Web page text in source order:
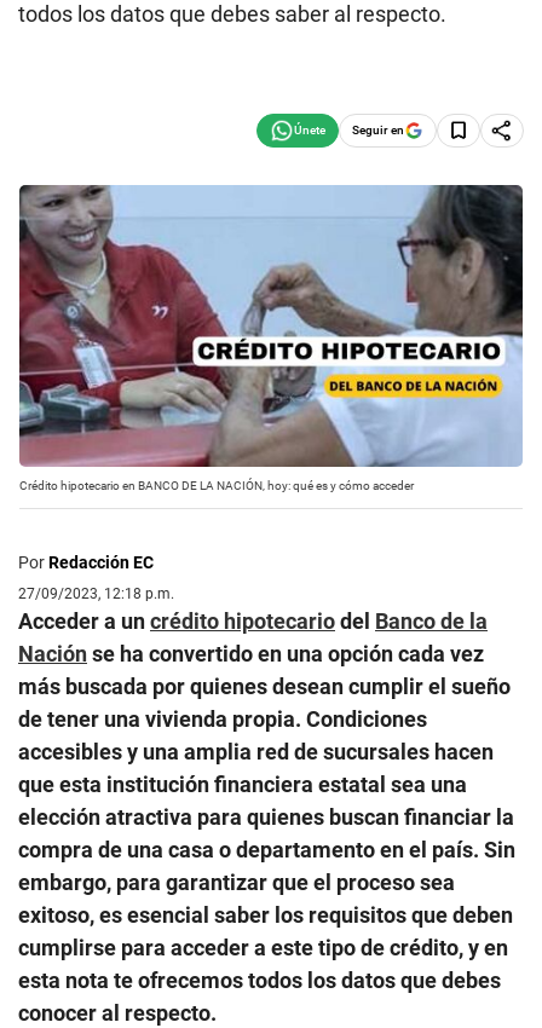
todos los datos que debes saber al respecto.
Seguir en
Crédito hipotecario en BANCO DE LA NACIÓN, hoy: qué es y cómo acceder
PorRedacción EC
27/09/2023, 12:18 p.m.
Acceder a uncrédito hipotecariodel Banco de la
Naciónse ha convertido en una opción cada vez
más buscada por quienes desean cumplir el sueño
de tener una vivienda propia. Condiciones
accesibles y una amplia red de sucursales hacen
que esta institución financiera estatal sea una
elección atractiva para quienes buscan financiar la
compra de una casa o departamento en el país. Sin
embargo, para garantizar que el proceso sea
exitoso, es esencial saber los requisitos que deben
cumplirse para acceder a este tipo de crédito, y en
esta nota te ofrecemos todos los datos que debes
conocer al respecto.